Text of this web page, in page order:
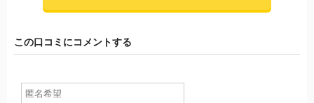
この口コミにコメントする